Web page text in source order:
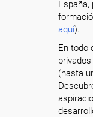
aquí).
En todo
(hasta